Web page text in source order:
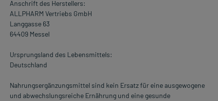
Anschrift des Herstellers:
ALLPHARM Vertriebs GmbH
Langgasse 63
64409 Messel
Ursprungsland des Lebensmittels:
Deutschland
Nahrungsergänzungsmittel sind kein Ersatz für eine ausgewogene
und abwechslungsreiche Ernährung und eine gesunde